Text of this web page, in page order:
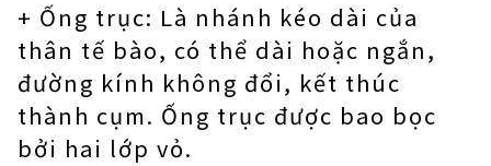
+ Ống trục: Là nhánh kéo dài của
thân tế bào, có thể dài hoặc ngắn,
đường kính không đổi, kết thúc
thành cụm. Ống trục được bao bọc
bởi hai lớp vỏ.